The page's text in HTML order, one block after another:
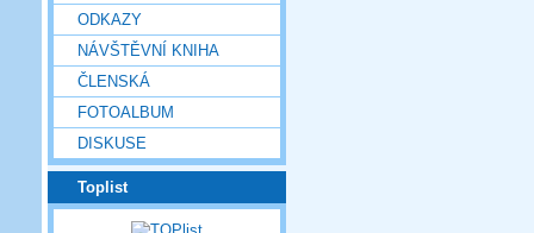
ODKAZY
NÁVŠTĚVNÍ KNIHA
ČLENSKÁ
FOTOALBUM
DISKUSE
Toplist